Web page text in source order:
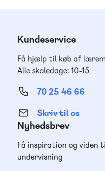
Kundeservice
Få hjælp til køb af
Alle skoledage: 10-15
70 25 46 66
Skriv til os
Nyhedsbrev
Få inspiration og viden
undervisning